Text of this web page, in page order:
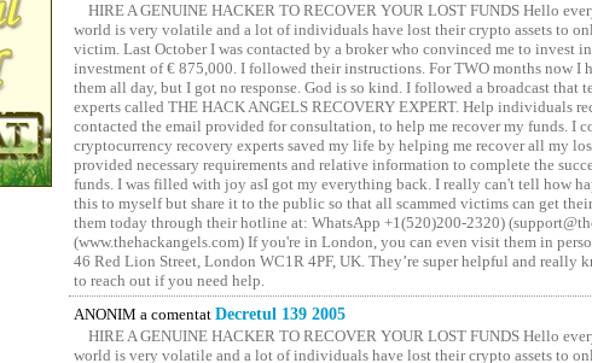
HIRE A GENUINE HACKER TO RECOVER YOUR LOST FUNDS Hello
world is very volatile and a lot of individuals have lost their crypto assets to
victim. Last October I was contacted by a broker who convinced me to invest
investment of € 875,000. I followed their instructions. For TWO months now I
them all day, but I got no response. God is so kind. I followed a broadcast that
experts called THE HACK ANGELS RECOVERY EXPERT. Help individuals
contacted the email provided for consultation, to help me recover my funds. I
cryptocurrency recovery experts saved my life by helping me recover all my
provided necessary requirements and relative information to complete the
funds. I was filled with joy asI got my everything back. I really can't tell how
this to myself but share it to the public so that all scammed victims can get
them today through their hotline at: WhatsApp +1(520)200-2320)
(www.thehackangels.com) If you're in London, you can even visit them in
46 Red Lion Street, London WC1R 4PF, UK. They’re super helpful and really
to reach out if you need help.
ANONIM a comentat Decretul 139 2005
HIRE A GENUINE HACKER TO RECOVER YOUR LOST FUNDS Hello
world is very volatile and a lot of individuals have lost their crypto assets to